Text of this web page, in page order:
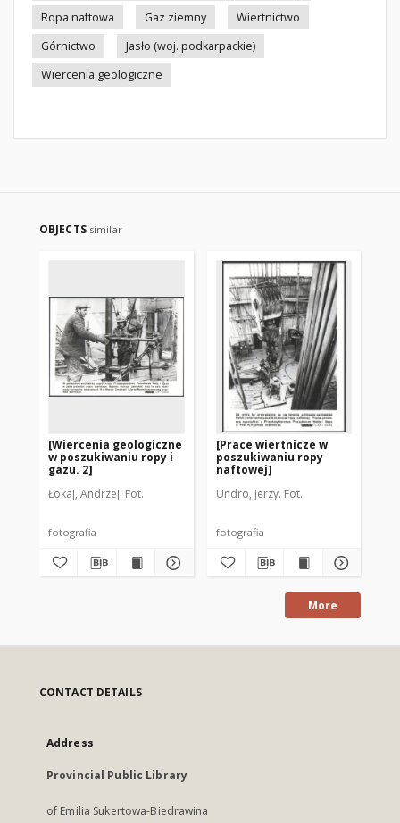
Ropa naftowa
Gaz ziemny
Wiertnictwo
Górnictwo
Jasło (woj. podkarpackie)
Wiercenia geologiczne
OBJECTS similar
[Wiercenia geologiczne
w poszukiwaniu ropy i
gazu. 2]
Łokaj, Andrzej. Fot.
fotografia
[Prace wiertnicze w
poszukiwaniu ropy
naftowej]
Undro, Jerzy. Fot.
fotografia
More
CONTACT DETAILS
Address
Provincial Public Library
of Emilia Sukertowa-Biedrawina